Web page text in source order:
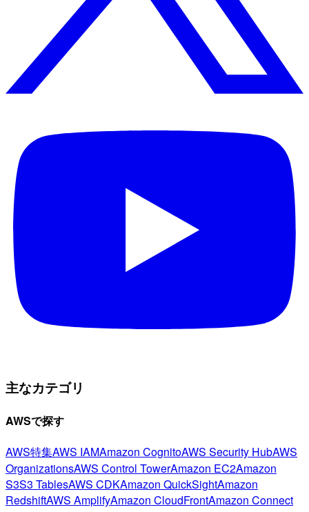
主なカテゴリ
AWSで探す
AWS特集AWS IAMAmazon CognitoAWS Security HubAWS
OrganizationsAWS Control TowerAmazon EC2Amazon
S3S3 TablesAWS CDKAmazon QuickSightAmazon
RedshiftAWS AmplifyAmazon CloudFrontAmazon Connect